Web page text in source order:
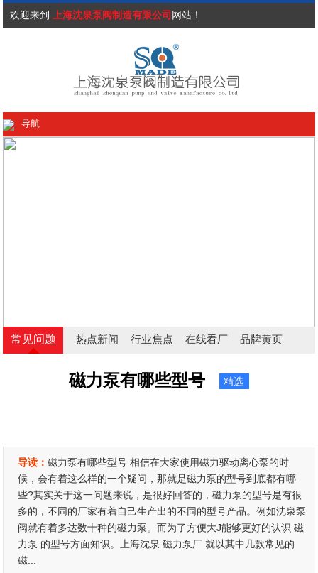
欢迎来到 上海沈泉泵阀制造有限公司 网站！
导航
常见问题 热点新闻 行业焦点 在线看厂 品牌黄页
磁力泵有哪些型号 精选
导读：磁力泵有哪些型号 相信在大家使用磁力驱动离心泵的时
候，会有着这么样的一个疑问，那就是磁力泵的型号到底都有哪
些?其实关于这一问题来说，是很好回答的，磁力泵的型号是有很
多的，不同的厂家有着自己生产出的不同的型号产品。例如沈泉泵
阀就有着多达数十种的磁力泵。而为了方便大J能够更好的认识 磁
力泵 的型号方面知识。上海沈泉 磁力泵厂 就以其中几款常见的
磁...